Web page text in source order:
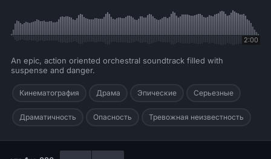
2:00
An epic, action oriented orchestral soundtrack filled with
suspense and danger.
Кинематография Драма Эпические Серьезные
Драматичность Опасность Тревожная неизвестность